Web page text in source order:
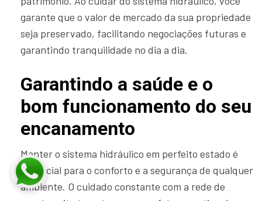
garante que o valor de mercado da sua propriedade
seja preservado, facilitando negociações futuras e
garantindo tranquilidade no dia a dia.
Garantindo a saúde e o
bom funcionamento do seu
encanamento
Manter o sistema hidráulico em perfeito estado é
essencial para o conforto e a segurança de qualquer
ambiente. O cuidado constante com a rede de